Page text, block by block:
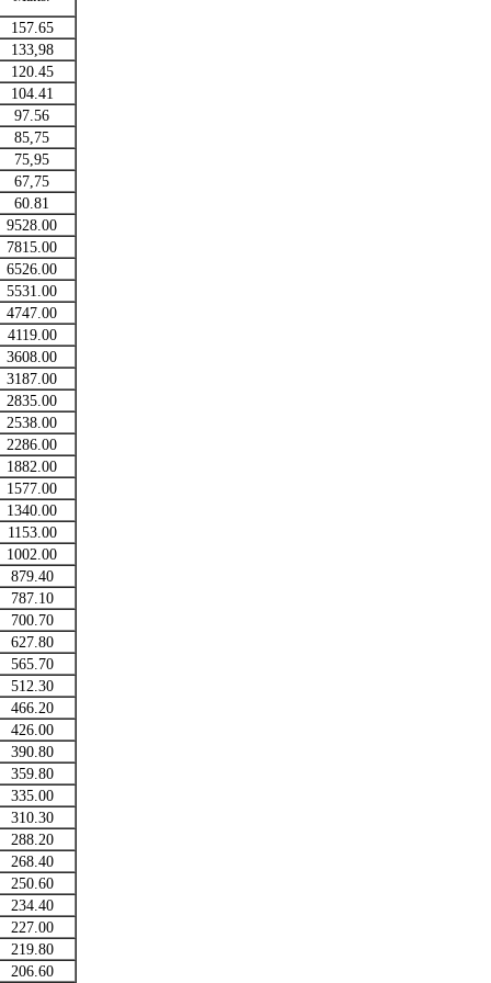
157.65
133,98
120.45
104.41
97.56
85,75
75,95
67,75
60.81
9528.00
7815.00
6526.00
5531.00
4747.00
4119.00
3608.00
3187.00
2835.00
2538.00
2286.00
1882.00
1577.00
1340.00
1153.00
1002.00
879.40
787.10
700.70
627.80
565.70
512.30
466.20
426.00
390.80
359.80
335.00
310.30
288.20
268.40
250.60
234.40
227.00
219.80
206.60